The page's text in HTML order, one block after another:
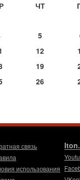
ЧТ
5
12
19
26
связь
использования